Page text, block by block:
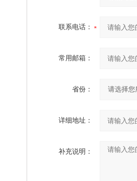
联系电话：
常用邮箱：
省份：
详细地址：
补充说明：